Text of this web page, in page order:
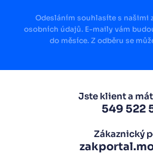
Odesláním souhlasíte s našimi
osobních údajů. E-maily vám
do měsíce. Z odběru se
Jste klient a
549 522
Zákaznický